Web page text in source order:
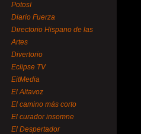
Potosí
Diario Fuerza
Directorio Hispano de las
Artes
Divertorio
Eclipse TV
EitMedia
El Altavoz
El camino más corto
El curador insomne
El Despertador